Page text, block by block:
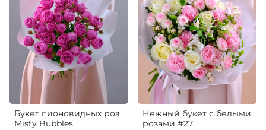
Букет пионовидных роз
Misty Bubbles
Нежный букет с белыми
розами #27